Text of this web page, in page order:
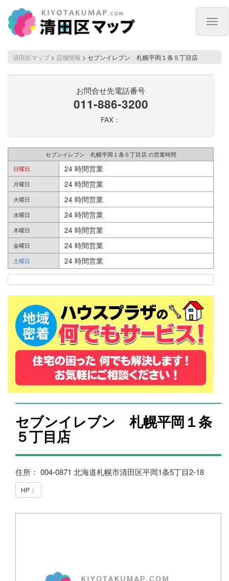
清田区マップ > 店舗情報 > セブンイレブン 札幌平岡１条５丁目店
お問合せ先電話番号
011-886-3200
FAX：
セブンイレブン 札幌平岡１条５丁目店 の営業時間
日曜日 24 時間営業
月曜日 24 時間営業
火曜日 24 時間営業
水曜日 24 時間営業
木曜日 24 時間営業
金曜日 24 時間営業
土曜日 24 時間営業
セブンイレブン 札幌平岡１条
５丁目店
住所： 004-0871 北海道札幌市清田区平岡1条5丁目2-18
HP：